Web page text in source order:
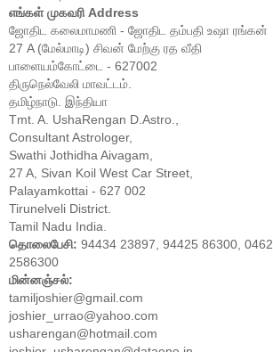
எங்கள் முகவரி Address
ஜோதிட கலைமாமணி - ஜோதிட தம்பதி உஷா ரங்கன்
27 A (மேல்மாடி) சிவன் மேற்கு ரத வீதி
பாளையம்கோட்டை - 627002
திருநெல்வேலி மாவட்டம்.
தமிழ்நாடு. இந்தியா
Tmt. A. UshaRengan D.Astro.,
Consultant Astrologer,
Swathi Jothidha Aivagam,
27 A, Sivan Koil West Car Street,
Palayamkottai - 627 002
Tirunelveli District.
Tamil Nadu India.
தொலைபேசி: 94434 23897, 94425 86300, 0462
2586300
மின்னஞ்சல்:
tamiljoshier@gmail.com
joshier_urrao@yahoo.com
usharengan@hotmail.com